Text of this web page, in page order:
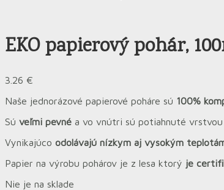
EKO papierový pohár,
3.26 €
Naše jednorázové papierové poháre sú 100%
Sú veľmi pevné a vo vnútri sú potiahnuté vrstvou
Vynikajúco odolávajú nízkym aj vysokým
Papier na výrobu pohárov je z lesa ktorý je
Nie je na sklade